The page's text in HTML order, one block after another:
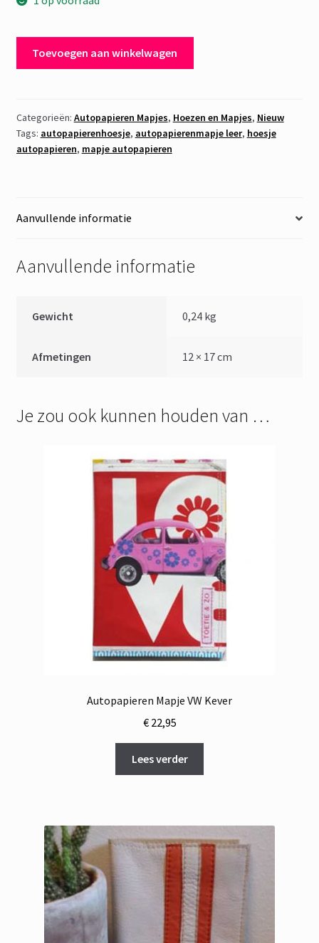
aantal
Toevoegen aan winkelwagen
Categorieën: Autopapieren Mapjes, Hoezen en Mapjes, Nieuw
Tags: autopapierenhoesje, autopapierenmapje leer, hoesje
autopapieren, mapje autopapieren
Aanvullende informatie
Aanvullende informatie
Gewicht 0,24 kg
Afmetingen 12 × 17 cm
Je zou ook kunnen houden van …
Autopapieren Mapje VW Kever
€22,95
Lees verder